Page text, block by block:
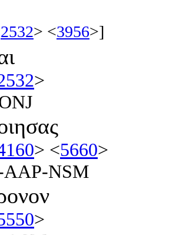
2532> <3956>]
>
> <5660>
AAP-NSM
>